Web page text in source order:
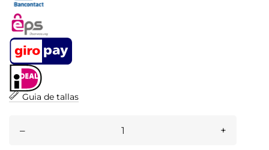
Guia de tallas
– +